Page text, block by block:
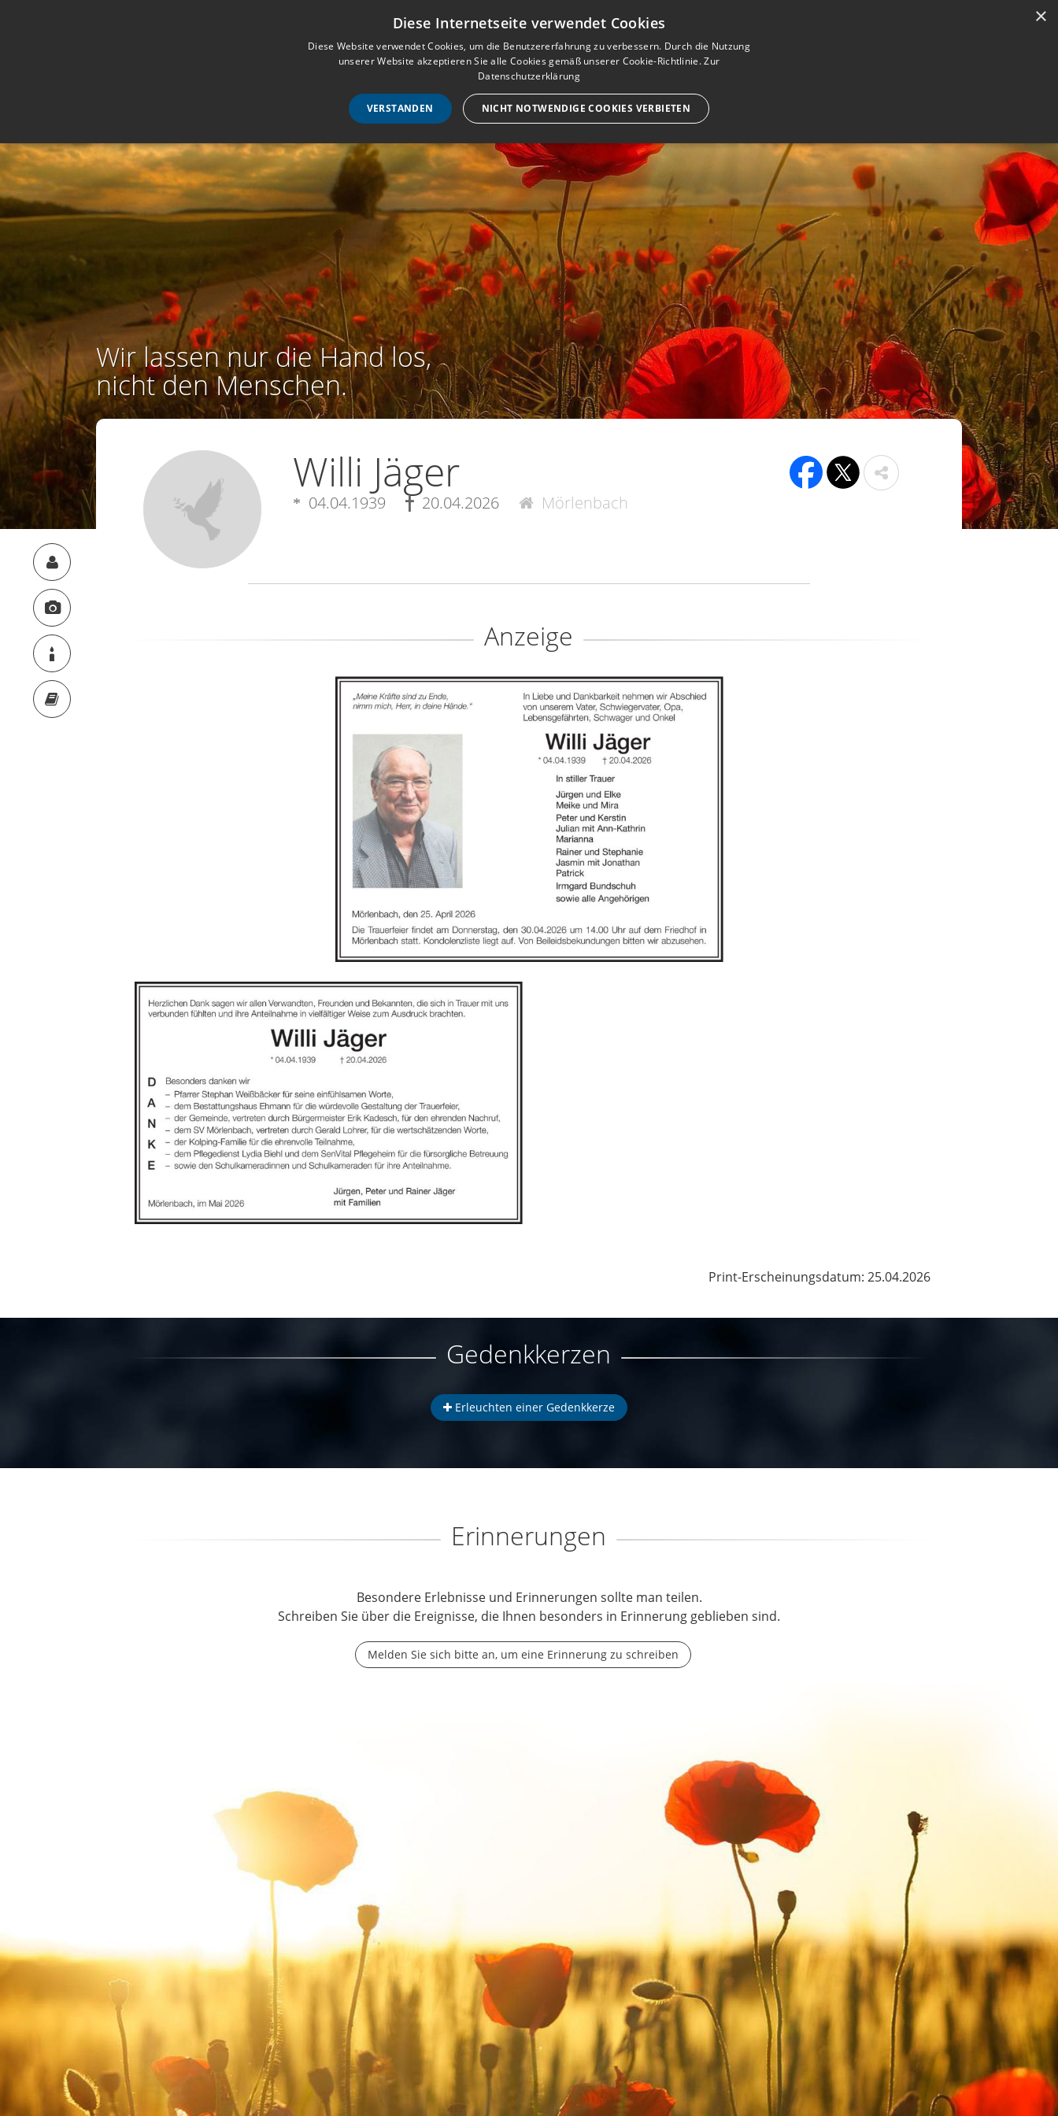
Musterbuch für Traueranzeigen
STARTSEITE HILFE IM TRAUERFALL
Wir lassen nur die Hand los,
nicht den Menschen.
Willi Jäger
04.04.1939 20.04.2026 Mörlenbach
Anzeige
Print-Erscheinungsdatum: 25.04.2026
Gedenkkerzen
Erleuchten einer Gedenkkerze
Erinnerungen
Besondere Erlebnisse und Erinnerungen sollte man teilen.
Schreiben Sie über die Ereignisse, die Ihnen besonders in Erinnerung geblieben sind.
Melden Sie sich bitte an, um eine Erinnerung zu schreiben
×
Diese Internetseite verwendet Cookies
Diese Website verwendet Cookies, um die Benutzererfahrung zu verbessern. Durch die Nutzung
unserer Website akzeptieren Sie alle Cookies gemäß unserer Cookie-Richtlinie.Zur
Datenschutzerklärung
VERSTANDEN NICHT NOTWENDIGE COOKIES VERBIETEN